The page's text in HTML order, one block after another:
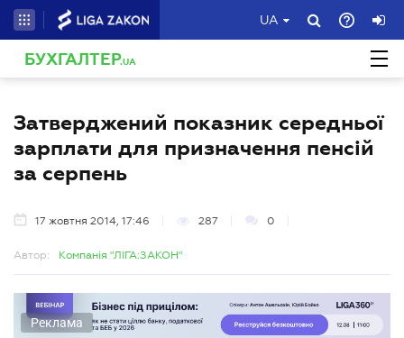
UA
БУХГАЛТЕР.UA
Затверджений показник середньої
зарплати для призначення пенсій
за серпень
17 жовтня 2014, 17:46 287 0
Автор: Компанія "ЛІГА:ЗАКОН"
Реклама